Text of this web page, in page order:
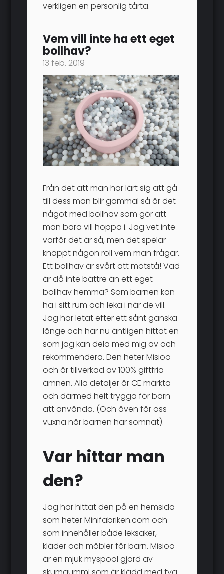
verkligen en personlig tårta.
Vem vill inte ha ett eget
bollhav?
13 feb. 2019
Från det att man har lärt sig att gå
till dess man blir gammal så är det
något med bollhav som gör att
man bara vill hoppa i. Jag vet inte
varför det är så, men det spelar
knappt någon roll vem man frågar.
Ett bollhav är svårt att motstå! Vad
är då inte bättre än ett eget
bollhav hemma? Som barnen kan
ha i sitt rum och leka i när de vill.
Jag har letat efter ett sånt ganska
länge och har nu äntligen hittat en
som jag kan dela med mig av och
rekommendera. Den heter Misioo
och är tillverkad av 100% giftfria
ämnen. Alla detaljer är CE märkta
och därmed helt trygga för barn
att använda. (Och även för oss
vuxna när barnen har somnat).
Var hittar man
den?
Jag har hittat den på en hemsida
som heter Minifabriken.com och
som innehåller både leksaker,
kläder och möbler för barn. Misioo
är en mjuk myspool gjord av